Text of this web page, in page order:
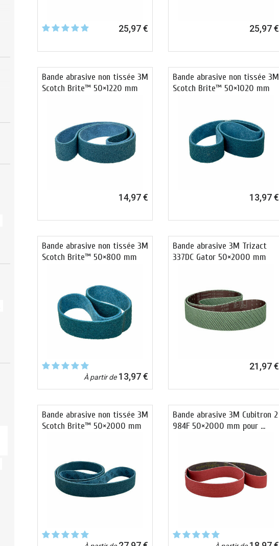
25,97 € 25,97 €
Bande abrasive non tissée 3M
Scotch Brite™ 50×1220 mm
14,97 €
Bande abrasive non tissée 3M
Scotch Brite™ 50×1020 mm
13,97 €
Bande abrasive non tissée 3M
Scotch Brite™ 50×800 mm
À partir de13,97 €
Bande abrasive 3M Trizact
337DC Gator 50×2000 mm
21,97 €
Bande abrasive non tissée 3M
Scotch Brite™ 50×2000 mm
Bande abrasive 3M Cubitron 2
984F 50×2000 mm pour …